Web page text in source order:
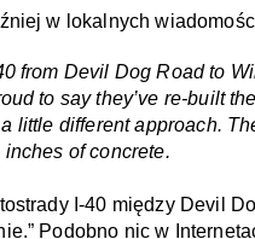
w lokalnych
from Devil Dog Road to
to say they’ve re-built
little different approach.
of concrete.
I-40 między Devil
Podobno nic w